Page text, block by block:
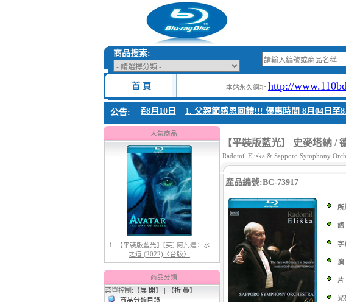
商品搜索:
首 頁 本站永久網址:http://
公告:
節感恩回饋!!! 優惠時間 8月04日至8月10日 1. 父親節感恩回饋!!! 優惠時間 8月04日至8
人氣商品
1.【平裝版藍光】[英] 阿凡達：水
之道 (2022)〈台版〉
與燼 (2025)(Atmos 版)〈台版〉
商品分類
菜單控制:【展 開】 | 【折 疊】
商品分類目錄
【平裝版藍光】 史麥塔納 /
Radomil Eliska & Sapporo Symphony
產品編號:BC-73917
所
字
光